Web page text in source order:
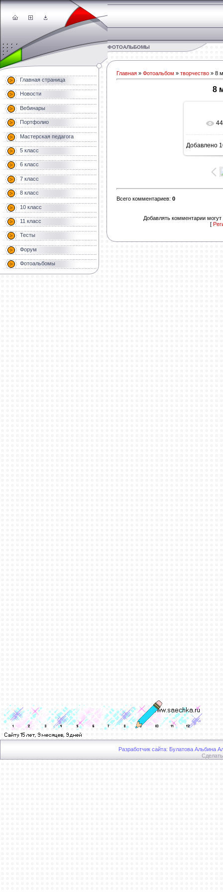
ФОТОАЛЬБОМЫ
Главная страница
Новости
Вебинары
Портфолио
Мастерская педагога
5 класс
6 класс
7 класс
8 класс
10 класс
11 класс
Тесты
Форум
Фотоальбомы
Главная » Фотоальбом » творчество » 8
8
В
Добавлено
Всего комментариев: 0
Добавлять комментарии могут
[
Разработчик сайта: Булатова Альбина